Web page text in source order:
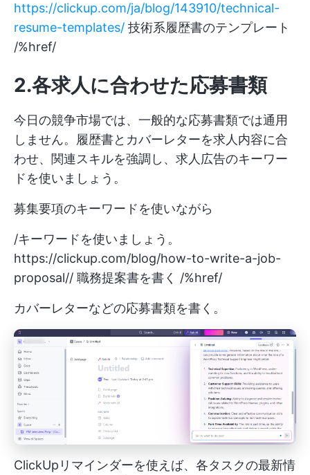
https://clickup.com/ja/blog/143910/technical-
resume-templates/ 技術系履歴書のテンプレート
/%href/
2.各求人に合わせた応募書類
今日の競争市場では、一般的な応募書類では通用
しません。履歴書とカバーレターを求人内容に合
わせ、関連スキルを強調し、求人広告のキーワー
ドを使いましょう。
募集要項のキーワードを使いながら
/キーワードを使いましょう。
https://clickup.com/blog/how-to-write-a-job-
proposal// 職務提案書を書く /%href/
カバーレターなどの応募書類を書く。
ClickUpリマインダーを使えば、各タスクの最新情